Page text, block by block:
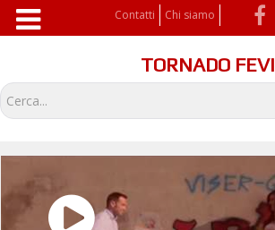
Chi siamo
Contatti
TORNADO FEVI
Cerca